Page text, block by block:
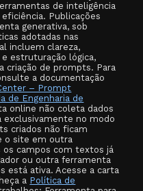
de inteligência
Publicações
generativa, sob
adotadas nas
incluem clareza,
estruturação lógica,
criação de prompts. Para
a documentação
– Prompt
de Engenharia de
online não coleta dados
exclusivamente no modo
criados não ficam
o site em outra
os campos com textos já
ou outra ferramenta
está ativa. Acesse a carta
a Política de